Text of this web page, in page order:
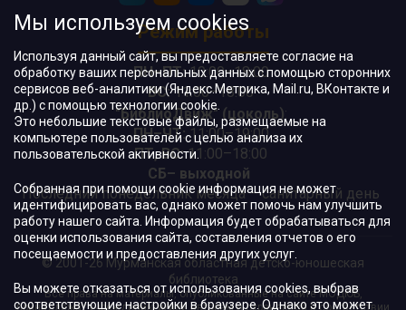
Режим работы
ПН–ПТ:10:00–18:00
ВС:11:00–18:00
"БиблиоДвиж" (цоколь):
ПН–ЧТ:11:00–19:00
ПТ, ВС:11:00–18:00
СБ– выходной
Последний понедельник месяца – санитарный день
© 2001-26 Мурманская областная детско-юношеская
библиотека
Все права на материалы, опубликованные на сайте МОДЮБ,
принадлежат учреждению и/или авторам и охраняются в соответствии
Мы используем cookies
Используя данный сайт, вы предоставляете согласие на
обработку ваших персональных данных с помощью сторонних
сервисов веб-аналитики (Яндекс.Метрика, Mail.ru, ВКонтакте и
др.) с помощью технологии cookie.
Это небольшие текстовые файлы, размещаемые на
компьютере пользователей с целью анализа их
пользовательской активности.
Собранная при помощи cookie информация не может
идентифицировать вас, однако может помочь нам улучшить
работу нашего сайта. Информация будет обрабатываться для
оценки использования сайта, составления отчетов о его
посещаемости и предоставления других услуг.
Вы можете отказаться от использования cookies, выбрав
соответствующие настройки в браузере. Однако это может